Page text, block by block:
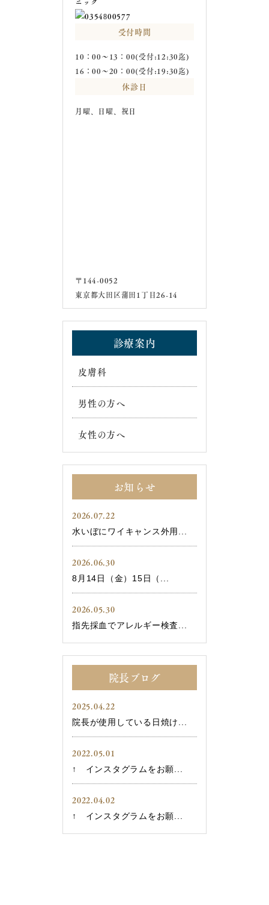
受付時間
10：00～13：00(受付:12:30迄)
16：00～20：00(受付:19:30迄)
休診日
月曜、日曜、祝日
〒144-0052
東京都大田区蒲田1丁目26-14
診療案内
皮膚科
男性の方へ
女性の方へ
お知らせ
2026.07.22
水いぼにワイキャンス外用...
2026.06.30
8月14日（金）15日（...
2026.05.30
指先採血でアレルギー検査...
院長ブログ
2025.04.22
院長が使用している日焼け...
2022.05.01
↑ インスタグラムをお願...
2022.04.02
↑ インスタグラムをお願...